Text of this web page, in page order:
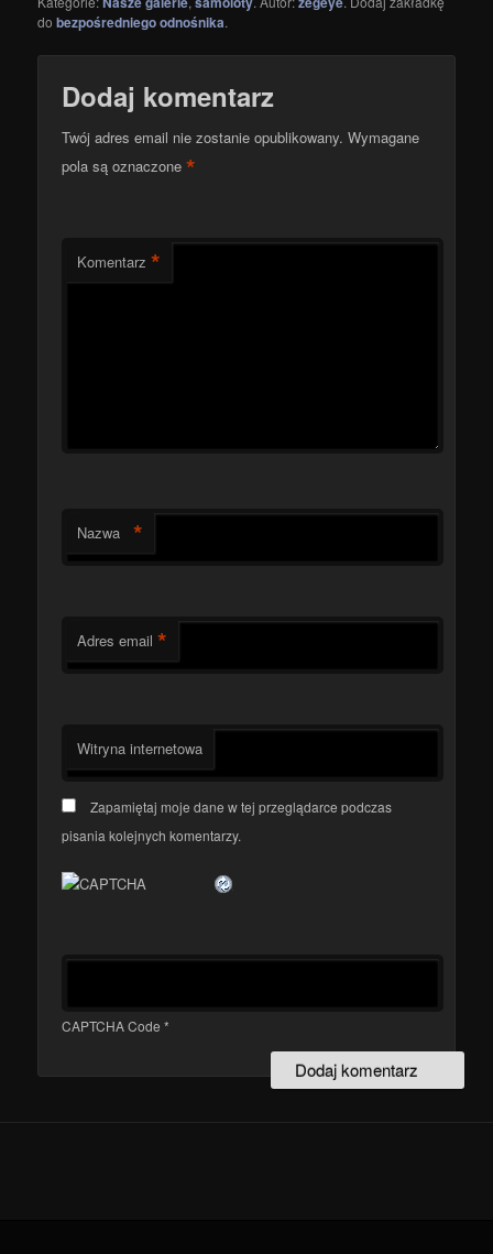
dobezpośredniego odnośnika.
Dodaj komentarz
Twój adres email nie zostanie opublikowany. Wymagane
pola są oznaczone*
Komentarz *
Nazwa *
Adres email *
Witryna internetowa
Zapamiętaj moje dane w tej przeglądarce podczas
pisania kolejnych komentarzy.
CAPTCHA Code *